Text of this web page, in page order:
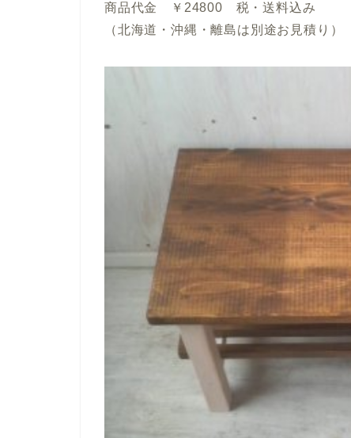
商品代金 ￥24800 税・送料込み
（北海道・沖縄・離島は別途お見積り）